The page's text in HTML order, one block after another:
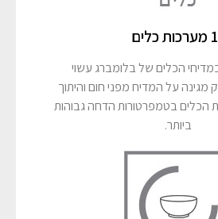
הכלים של בלומברג עשוי
מגינה על המדיח מפני חום והיתוך
בטמפרטורות הדחה גבוהות
ביותר.